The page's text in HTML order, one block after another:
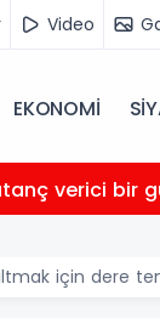
Video
EKONOMİ
verici bir
için dere